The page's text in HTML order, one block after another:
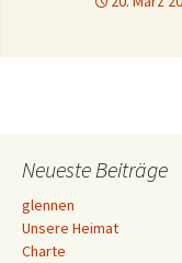
Neueste Beiträge
glennen
Unsere Heimat
Charte